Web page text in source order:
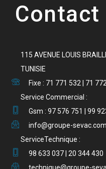
Contact
115 AVENUE LOUIS
TUNISIE
Fixe : 71 771 532 | 71
Service Commercial :
Gsm : 97 576 751 | 99
info@groupe-sevac.com
ServiceTechnique :
98 633 037 | 20 344 430